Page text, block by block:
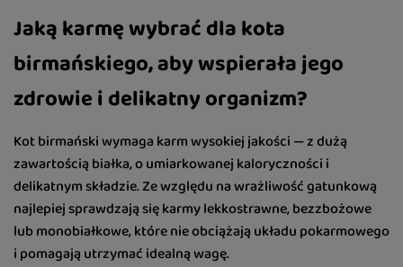
Jaką karmę wybrać dla kota
birmańskiego, aby wspierała jego
zdrowie i delikatny organizm?
Kot birmański wymaga karm wysokiej jakości — z dużą
zawartością białka, o umiarkowanej kaloryczności i
delikatnym składzie. Ze względu na wrażliwość gatunkową
najlepiej sprawdzają się karmy lekkostrawne, bezzbożowe
lub monobiałkowe, które nie obciążają układu pokarmowego
i pomagają utrzymać idealną wagę.